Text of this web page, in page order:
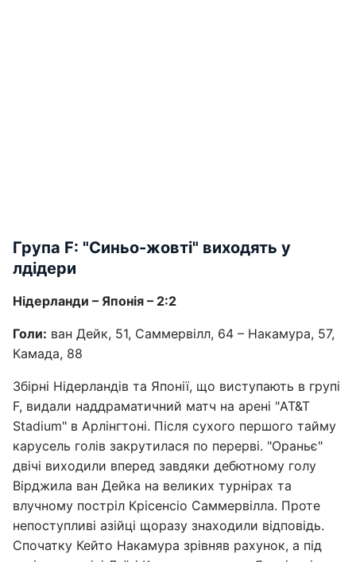
Група F: "Синьо-жовті" виходять у
лдідери
Нідерланди – Японія – 2:2
Голи: ван Дейк, 51, Саммервілл, 64 – Накамура, 57,
Камада, 88
Збірні Нідерландів та Японії, що виступають в групі
F, видали наддраматичний матч на арені "AT&T
Stadium" в Арлінгтоні. Після сухого першого тайму
карусель голів закрутилася по перерві. "Ораньє"
двічі виходили вперед завдяки дебютному голу
Вірджила ван Дейка на великих турнірах та
влучному постріл Крісенсіо Саммервілла. Проте
непоступливі азійці щоразу знаходили відповідь.
Спочатку Кейто Накамура зрівняв рахунок, а під